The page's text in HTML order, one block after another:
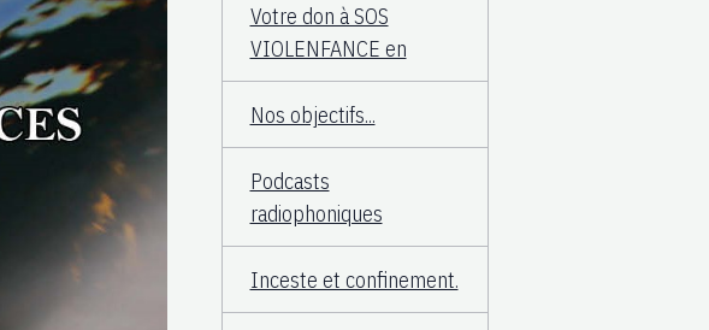
Votre don à SOS
VIOLENFANCE en
Nos objectifs...
Podcasts
radiophoniques
Inceste et confinement.